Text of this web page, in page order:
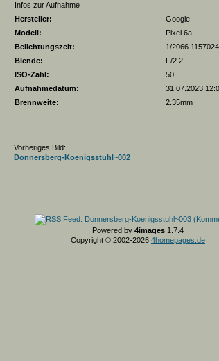
Infos zur Aufnahme
Hersteller:
Google
Modell:
Pixel 6a
Belichtungszeit:
1/
Blende:
F/2.2
ISO-Zahl:
50
Aufnahmedatum:
31.07.2023
Brennweite:
2.35mm
Vorheriges Bild:
Donnersberg-Koenigsstuhl~002
Powered by 4images 1.7.4
Copyright © 2002-2026 4homepages.de